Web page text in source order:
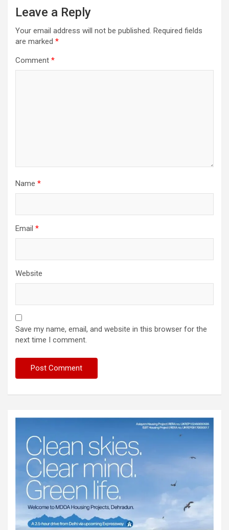
Leave a Reply
Your email address will not be published. Required fields
are marked *
Comment *
Name *
Email *
Website
Save my name, email, and website in this browser for the
next time I comment.